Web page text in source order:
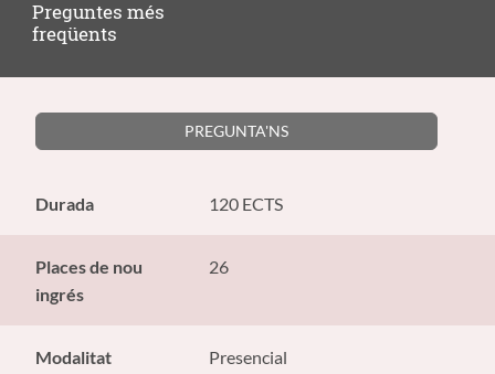
Preguntesmés
freqüents
PREGUNTA'NS
Durada 120 ECTS
Places de nou
ingrés
26
Modalitat Presencial